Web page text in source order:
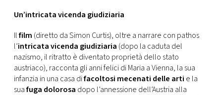
Un’intricata vicenda giudiziaria
Ilfilm (diretto da Simon Curtis), oltre a narrare con pathos
l’intricata vicenda giudiziaria (dopo la caduta del
nazismo, il ritratto è diventato proprietà dello stato
austriaco), racconta gli anni felici di Maria a Vienna, la sua
infanzia in una casa difacoltosi mecenati delle arti e la
suafuga dolorosa dopo l’annessione dell’Austria alla